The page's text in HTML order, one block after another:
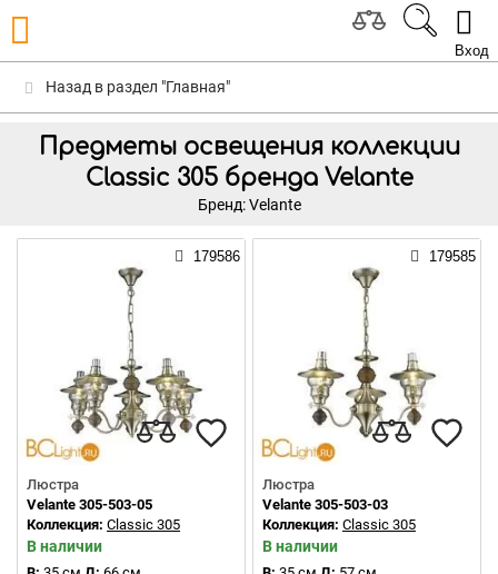
Вход
Назад в раздел "Главная"
Предметы освещения коллекции
Classic 305 бренда Velante
Бренд: Velante
179586
Люстра
Velante 305-503-05
Коллекция: Classic 305
В наличии
179585
Люстра
Velante 305-503-03
Коллекция: Classic 305
В наличии